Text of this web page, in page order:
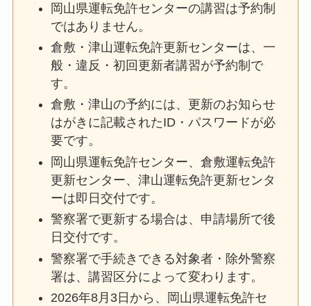
岡山県運転免許センターの講習は予約制
ではありません。
倉敷・津山運転免許更新センターは、一
般・違反・初回更新者講習が予約制で
す。
倉敷・津山の予約には、更新のお知らせ
はがきに記載されたID・パスワードが必
要です。
岡山県運転免許センター、倉敷運転免許
更新センター、津山運転免許更新センタ
ーは即日交付です。
警察署で更新する場合は、申請場所で後
日交付です。
警察署で手続きできる対象者・除外警察
署は、講習区分によって変わります。
2026年8月3日から、岡山県運転免許セ